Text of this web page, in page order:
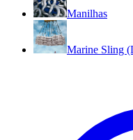
Manilhas
Marine Sling